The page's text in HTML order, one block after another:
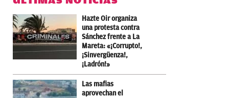
Hazte Oir organiza
una protesta contra
Sánchez frente a La
Mareta: «¡Corrupto!,
¡Sinvergüenza!,
¡Ladrón!»
Las mafias
aprovechan el